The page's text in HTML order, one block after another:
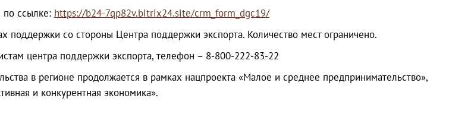
по ссылке: https://b24-7qp82v.bitrix24.site/crm_form_dgc19/
поддержки со стороны Центра поддержки экспорта. Количество мест ограничено.
центра поддержки экспорта, телефон – 8-800-222-83-22
в регионе продолжается в рамках нацпроекта «Малое и среднее предпринимательство»,
и конкурентная экономика».